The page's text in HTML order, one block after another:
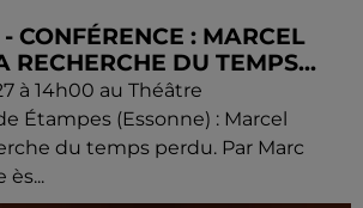
CONFÉRENCE : MARCEL
RECHERCHE DU TEMPS...
à 14h00 au Théâtre
Étampes (Essonne) : Marcel
du temps perdu. Par Marc
ès...